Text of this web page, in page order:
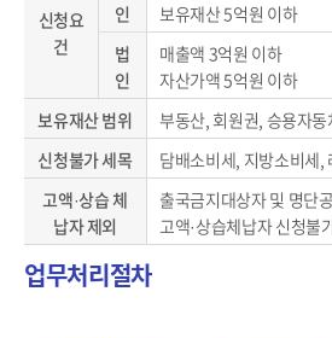
신청요
건
인
보유재산 5억원 이하
법
인
매출액 3억원 이하
자산가액 5억원 이하
보유재산 범위
부동산, 회원권, 승용자동
신청불가 세목
담배소비세, 지방소비세,
고액·상습 체
납자 제외
출국금지대상자 및 명단
고액·상습체납자 신청불
업무처리절차